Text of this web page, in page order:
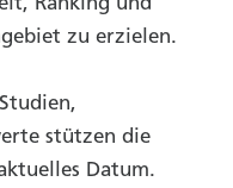
zu erzielen.
stützen die
Datum.